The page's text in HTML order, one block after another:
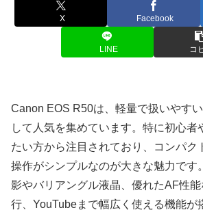
X Facebook
LINE コ
Canon EOS R50は、軽量で扱いやす
して人気を集めています。特に初心者
たい方から注目されており、コンパク
操作がシンプルなのが大きな魅力です
影やバリアングル液晶、優れたAF性
行、YouTubeまで幅広く使える機能が